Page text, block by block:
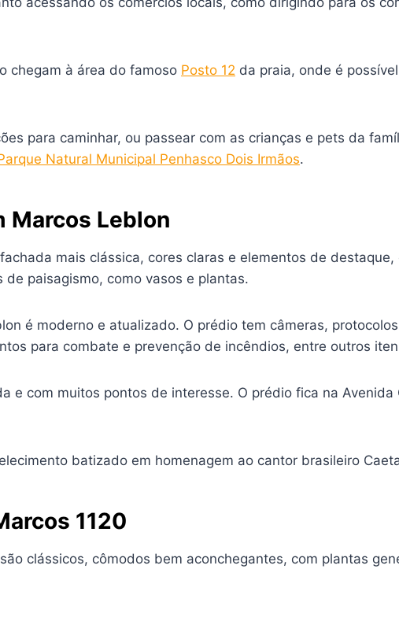
chegam à área do famoso Posto 12 da praia, onde é
para caminhar, ou passear com as crianças e pets da
Natural Municipal Penhasco Dois Irmãos.
Marcos Leblon
mais clássica, cores claras e elementos de
paisagismo, como vasos e plantas.
é moderno e atualizado. O prédio tem câmeras,
para combate e prevenção de incêndios, entre outros
e com muitos pontos de interesse. O prédio fica na Avenida
batizado em homenagem ao cantor brasileiro
1120
clássicos, cômodos bem aconchegantes, com plantas